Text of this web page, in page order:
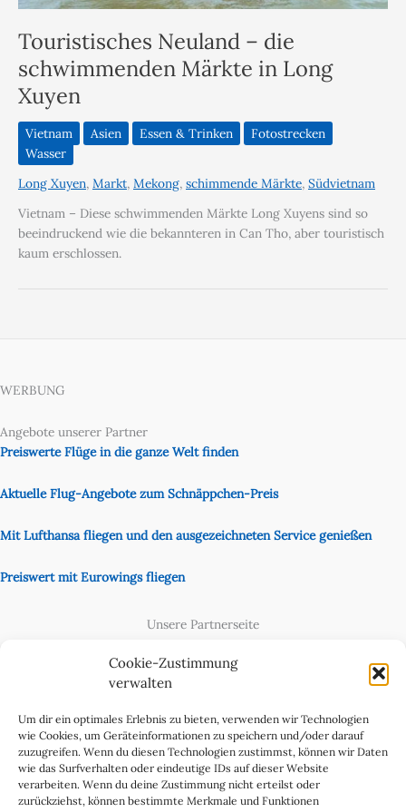
Cookie-Zustimmung
verwalten
Um dir ein optimales Erlebnis zu bieten, verwenden wir Technologien
wie Cookies, um Geräteinformationen zu speichern und/oder darauf
zuzugreifen. Wenn du diesen Technologien zustimmst, können wir Daten
wie das Surfverhalten oder eindeutige IDs auf dieser Website
verarbeiten. Wenn du deine Zustimmung nicht erteilst oder
zurückziehst, können bestimmte Merkmale und Funktionen
Touristisches Neuland – die
schwimmenden Märkte in Long
Xuyen
Vietnam Asien Essen & Trinken
Fotostrecken
Wasser
Long Xuyen, Markt, Mekong, schimmende Märkte, Südvietnam
Vietnam – Diese schwimmenden Märkte Long Xuyens sind so
beeindruckend wie die bekannteren in Can Tho, aber touristisch
kaum erschlossen.
WERBUNG
Angebote unserer Partner
Preiswerte Flüge in die ganze Welt finden
Aktuelle Flug-Angebote zum Schnäppchen-Preis
Mit Lufthansa fliegen und den ausgezeichneten Service genießen
Preiswert mit Eurowings fliegen
Unsere Partnerseite